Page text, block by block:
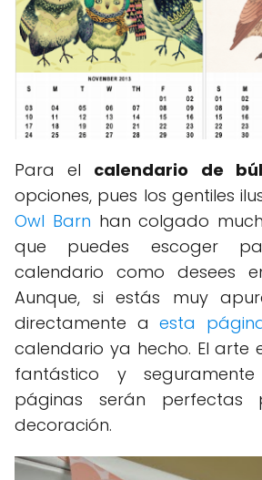
Para el calendario de
opciones, pues los gentiles
Owl Barn han colgado
que puedes escoger
calendario como desees
Aunque, si estás muy
directamente a esta
calendario ya hecho. El arte
fantástico y
páginas serán perfectas
decoración.